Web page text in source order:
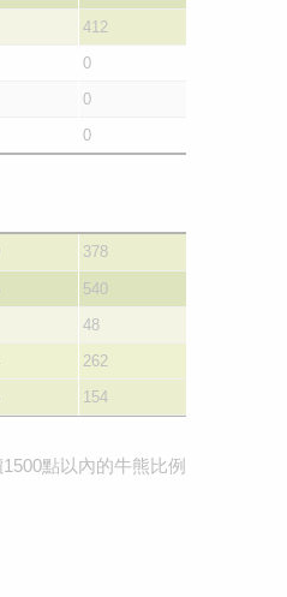
412
0
0
0
378
540
48
262
154
點以內的牛熊比例